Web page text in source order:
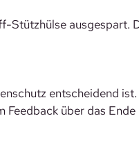
ausgespart.
entscheidend
über das